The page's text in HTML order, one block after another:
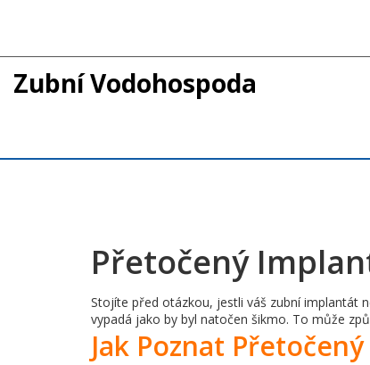
Zubní Vodohospoda
Přetočený
Stojíte před otázkou, jestli váš zubní implantát
vypadá jako by byl natočen šikmo. To může
Jak Poznat